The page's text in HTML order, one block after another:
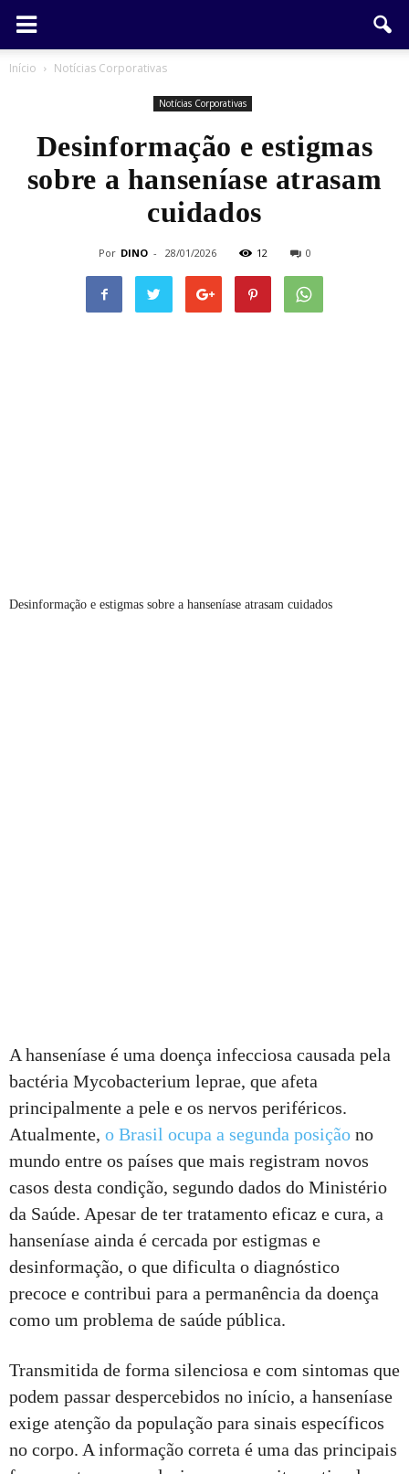
Início Notícias Corporativas
Notícias Corporativas
Desinformação e estigmas
sobre a hanseníase atrasam
cuidados
Por DINO - 28/01/2026 12 0
Desinformação e estigmas sobre a hanseníase atrasam cuidados
A hanseníase é uma doença infecciosa causada pela
bactéria Mycobacterium leprae, que afeta
principalmente a pele e os nervos periféricos.
Atualmente, o Brasil ocupa a segunda posição no
mundo entre os países que mais registram novos
casos desta condição, segundo dados do Ministério
da Saúde. Apesar de ter tratamento eficaz e cura, a
hanseníase ainda é cercada por estigmas e
desinformação, o que dificulta o diagnóstico
precoce e contribui para a permanência da doença
como um problema de saúde pública.
Transmitida de forma silenciosa e com sintomas que
podem passar despercebidos no início, a hanseníase
exige atenção da população para sinais específicos
no corpo. A informação correta é uma das principais